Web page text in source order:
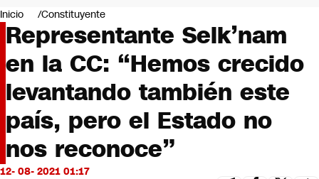
Negocios
Deportes
Programas completos
Cultura
Servicios
Bits
CNN Data
CNN tiempo
Futuro 360
Opinión
Inicio Constituyente
Representante Selk’nam
en la CC: “Hemos crecido
levantando también este
país, pero el Estado no
nos reconoce”
12- 08- 2021 01:17